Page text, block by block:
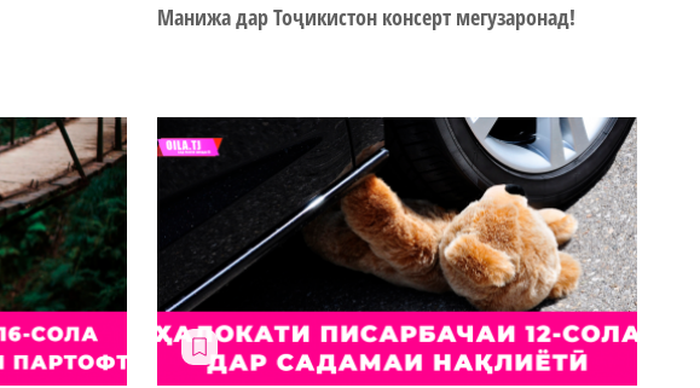
Манижа дар Тоҷикистон консерт мегузаронад!